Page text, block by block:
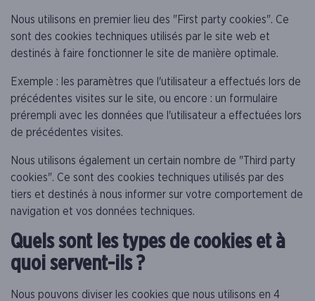
Nous utilisons en premier lieu des "First party cookies". Ce
sont des cookies techniques utilisés par le site web et
destinés à faire fonctionner le site de manière optimale.
Exemple : les paramètres que l'utilisateur a effectués lors de
précédentes visites sur le site, ou encore : un formulaire
prérempli avec les données que l'utilisateur a effectuées lors
de précédentes visites.
Nous utilisons également un certain nombre de "Third party
cookies". Ce sont des cookies techniques utilisés par des
tiers et destinés à nous informer sur votre comportement de
navigation et vos données techniques.
Quels sont les types de cookies et à
quoi servent-ils ?
Nous pouvons diviser les cookies que nous utilisons en 4